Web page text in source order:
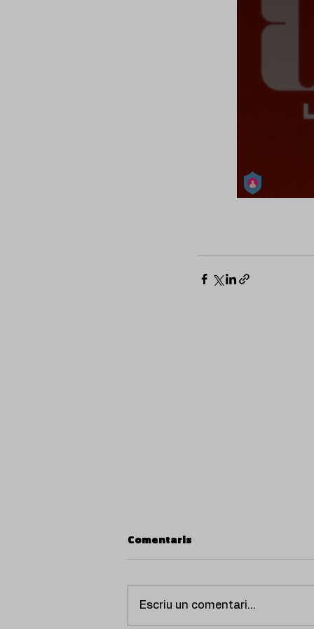
Comentaris
Escriu un comentari...